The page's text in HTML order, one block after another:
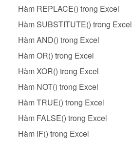
Hàm REPLACE() trong Excel
Hàm SUBSTITUTE() trong Excel
Hàm AND() trong Excel
Hàm OR() trong Excel
Hàm XOR() trong Excel
Hàm NOT() trong Excel
Hàm TRUE() trong Excel
Hàm FALSE() trong Excel
Hàm IF() trong Excel